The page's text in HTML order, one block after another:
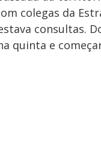
colegas da
consultas.
quinta e